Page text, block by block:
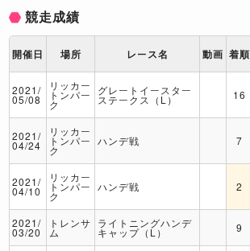
競走成績
開催日 場所 レース名 動画 着順
2021/
05/08
リッカー
トンパー
ク
グレートイースター
ステークス（L） 16
2021/
04/24
リッカー
トンパー
ク
ハンデ戦 7
2021/
04/10
リッカー
トンパー
ク
ハンデ戦 2
2021/
03/20
トレンサ
ム
ライトニングハンデ
キャップ（L） 9